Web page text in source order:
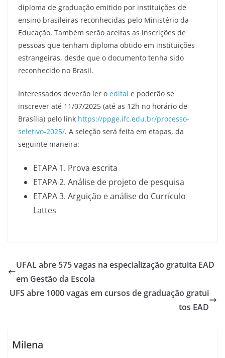
diploma de graduação emitido por instituições de
ensino brasileiras reconhecidas pelo Ministério da
Educação. Também serão aceitas as inscrições de
pessoas que tenham diploma obtido em instituições
estrangeiras, desde que o documento tenha sido
reconhecido no Brasil.
Interessados deverão ler o edital e poderão se
inscrever até 11/07/2025 (até as 12h no horário de
Brasília) pelo link https://ppge.ifc.edu.br/processo-
seletivo-2025/. A seleção será feita em etapas, da
seguinte maneira:
ETAPA 1. Prova escrita
ETAPA 2. Análise de projeto de pesquisa
ETAPA 3. Arguição e análise do Currículo
Lattes
UFAL abre 575 vagas na especialização gratuita EAD
em Gestão da Escola
UFS abre 1000 vagas em cursos de graduação gratui
tos EAD
Milena